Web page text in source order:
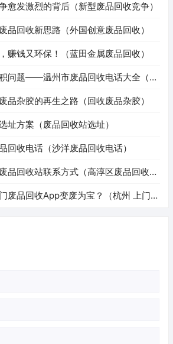
愈发激烈的背后（新型废品回收竞争）
品回收新思路（外国创意废品回收）
赚钱又环保！（蓝田金属废品回收）
问题——温州市废品回收电话大全（温
品杂胶的再生之路（回收废品杂胶）
址方案（废品回收站选址）
回收电话（沙洋废品回收电话）
品回收站联系方式（高淳区废品回收站
废品回收App变废为宝？（杭州 上门回